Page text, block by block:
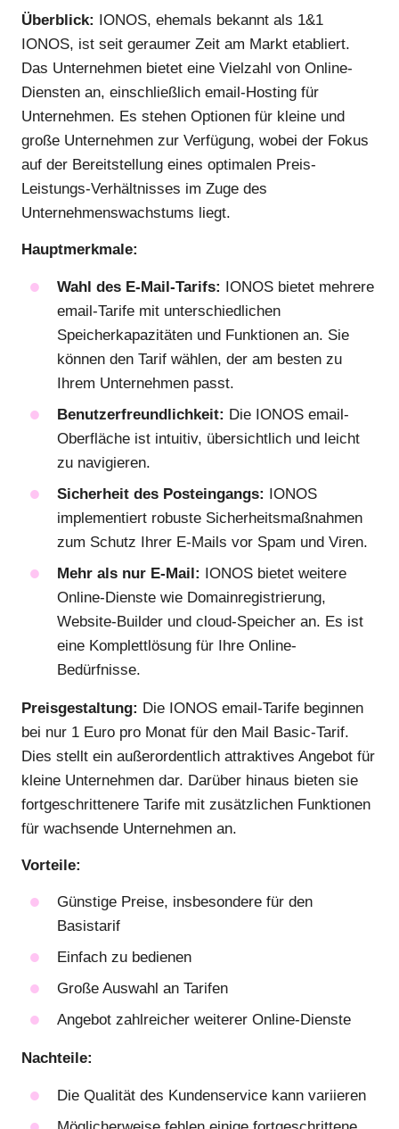
Überblick: IONOS, ehemals bekannt als 1&1
IONOS, ist seit geraumer Zeit am Markt etabliert.
Das Unternehmen bietet eine Vielzahl von Online-
Diensten an, einschließlich email-Hosting für
Unternehmen. Es stehen Optionen für kleine und
große Unternehmen zur Verfügung, wobei der Fokus
auf der Bereitstellung eines optimalen Preis-
Leistungs-Verhältnisses im Zuge des
Unternehmenswachstums liegt.
Hauptmerkmale:
Wahl des E-Mail-Tarifs: IONOS bietet mehrere
email-Tarife mit unterschiedlichen
Speicherkapazitäten und Funktionen an. Sie
können den Tarif wählen, der am besten zu
Ihrem Unternehmen passt.
Benutzerfreundlichkeit: Die IONOS email-
Oberfläche ist intuitiv, übersichtlich und leicht
zu navigieren.
Sicherheit des Posteingangs: IONOS
implementiert robuste Sicherheitsmaßnahmen
zum Schutz Ihrer E-Mails vor Spam und Viren.
Mehr als nur E-Mail: IONOS bietet weitere
Online-Dienste wie Domainregistrierung,
Website-Builder und cloud-Speicher an. Es ist
eine Komplettlösung für Ihre Online-
Bedürfnisse.
Preisgestaltung: Die IONOS email-Tarife beginnen
bei nur 1 Euro pro Monat für den Mail Basic-Tarif.
Dies stellt ein außerordentlich attraktives Angebot für
kleine Unternehmen dar. Darüber hinaus bieten sie
fortgeschrittenere Tarife mit zusätzlichen Funktionen
für wachsende Unternehmen an.
Vorteile:
Günstige Preise, insbesondere für den
Basistarif
Einfach zu bedienen
Große Auswahl an Tarifen
Angebot zahlreicher weiterer Online-Dienste
Nachteile:
Die Qualität des Kundenservice kann variieren